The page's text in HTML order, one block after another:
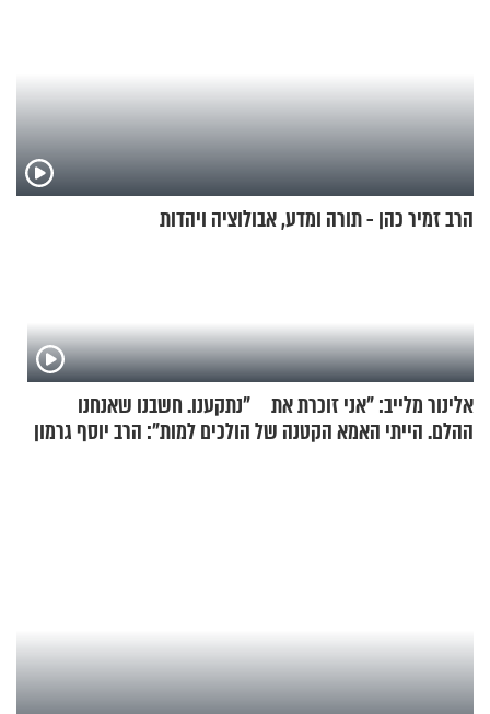
הרב זמיר כהן - תורה ומדע, אבולוציה ויהדות
אלינור מלייב: "אני זוכרת את
ההלם. הייתי האמא הקטנה של
"נתקענו. חשבנו שאנחנו
הולכים למות": הרב יוסף גרמון